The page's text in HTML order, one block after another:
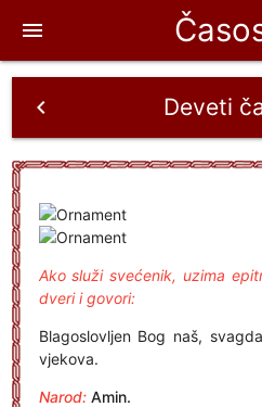
menu
Deveti
chevron_left
Ako služi svećenik, uzima
dveri i govori:
Blagoslovljen Bog naš,
vjekova.
Narod: Amin.